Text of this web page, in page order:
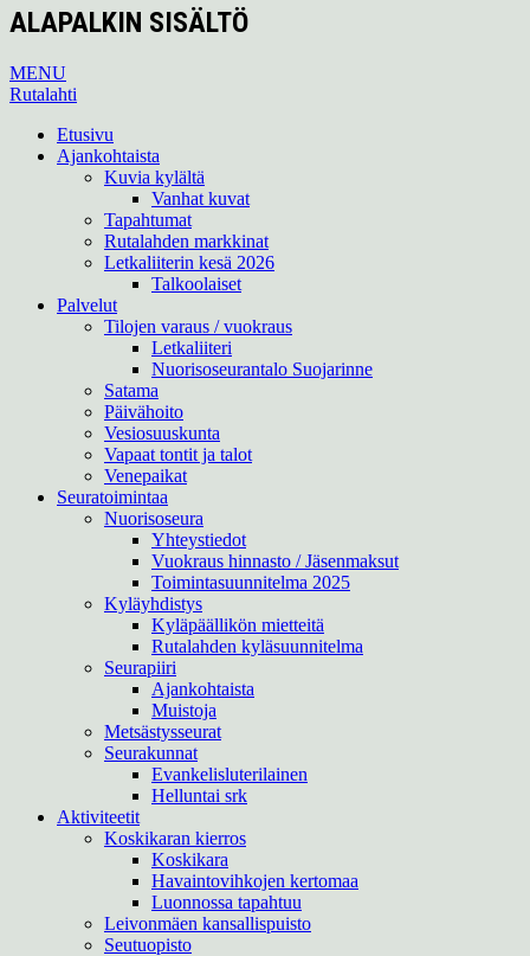
ALAPALKIN SISÄLTÖ
MENU
Rutalahti
Etusivu
Ajankohtaista
Kuvia kylältä
Vanhat kuvat
Tapahtumat
Rutalahden markkinat
Letkaliiterin kesä 2026
Talkoolaiset
Palvelut
Tilojen varaus / vuokraus
Letkaliiteri
Nuorisoseurantalo Suojarinne
Satama
Päivähoito
Vesiosuuskunta
Vapaat tontit ja talot
Venepaikat
Seuratoimintaa
Nuorisoseura
Yhteystiedot
Vuokraus hinnasto / Jäsenmaksut
Toimintasuunnitelma 2025
Kyläyhdistys
Kyläpäällikön mietteitä
Rutalahden kyläsuunnitelma
Seurapiiri
Ajankohtaista
Muistoja
Metsästysseurat
Seurakunnat
Evankelisluterilainen
Helluntai srk
Aktiviteetit
Koskikaran kierros
Koskikara
Havaintovihkojen kertomaa
Luonnossa tapahtuu
Leivonmäen kansallispuisto
Seutuopisto